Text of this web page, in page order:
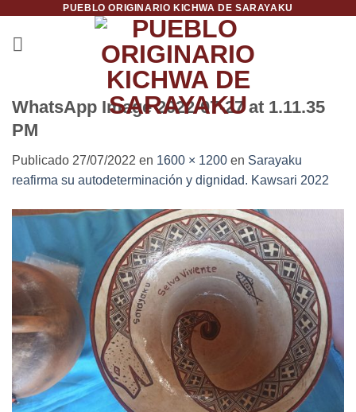
contenido
PUEBLO ORIGINARIO KICHWA DE SARAYAKU
WhatsApp Image 2022-07-27 at 1.11.35
PM
Publicado 27/07/2022 en 1600 × 1200 en Sarayaku
reafirma su autodeterminación y dignidad. Kawsari 2022